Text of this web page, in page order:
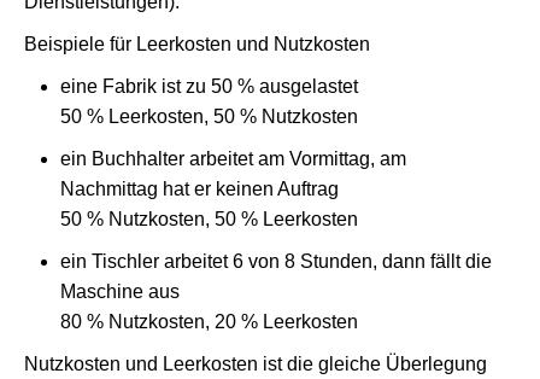
Beispiele für Leerkosten und Nutzkosten
eine Fabrik ist zu 50 % ausgelastet
50 % Leerkosten, 50 % Nutzkosten
ein Buchhalter arbeitet am Vormittag, am
Nachmittag hat er keinen Auftrag
50 % Nutzkosten, 50 % Leerkosten
ein Tischler arbeitet 6 von 8 Stunden, dann fällt die
Maschine aus
80 % Nutzkosten, 20 % Leerkosten
Nutzkosten und Leerkosten ist die gleiche Überlegung